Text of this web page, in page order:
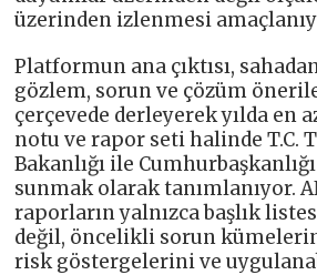
üzerinden izlenmesi
Platformun ana çıktısı,
gözlem, sorun ve çözüm
çerçevede derleyerek yılda en
notu ve rapor seti halinde T.C.
Bakanlığı ile
sunmak olarak tanımlanıyor.
raporların yalnızca başlık
değil, öncelikli sorun
risk göstergelerini ve